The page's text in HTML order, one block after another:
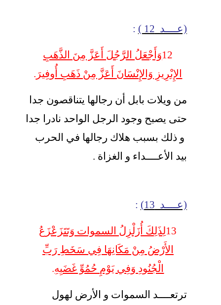
(عــــد 12 ) :
12وَأَجْعَلُ الرَّجُلَ أَعَزَّ مِنَ الذَّهَبِ
الإِبْرِيزِ وَالإِنْسَانَ أَعَزَّ مِنْ ذَهَبِ أُوفِير َ.
من ويلات بابل أن رجالها يتناقصون جدا
حتى يصبح وجود الرجل الواحد نادرا جدا
و ذلك بسبب هلاك رجالها في الحرب
بيد الأعــــداء و الغزاة .
(عــــد 13) :
13لِذَلِكَ أُزَلْزِلُ السموات وَتَتَزَعْزَعُ
الأَرْضُ مِنْ مَكَانِهَا فِي سَخَطِ رَبِّ
الْجُنُودِ وَفِي يَوْمِ حُمُوِّ غَضَبِهِ.
ترتعــــد السموات و الأرض لهول